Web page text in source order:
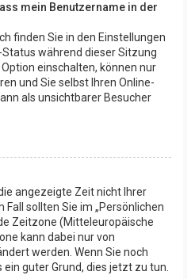
mein Benutzername in der
finden Sie in den Einstellungen
während dieser Sitzung
einschalten, können nur
und Sie selbst Ihren Online-
als unsichtbarer Besucher
angezeigte Zeit nicht Ihrer
sollten Sie im „Persönlichen
Zeitzone (Mitteleuropäische
kann dabei nur von
werden. Wenn Sie noch
guter Grund, dies jetzt zu tun.